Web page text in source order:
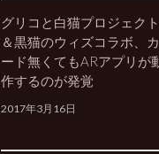
グリコと白猫プロジェクト
＆黒猫のウィズコラボ、カ
ード無くてもARアプリが
作するのが発覚
2017年3月16日